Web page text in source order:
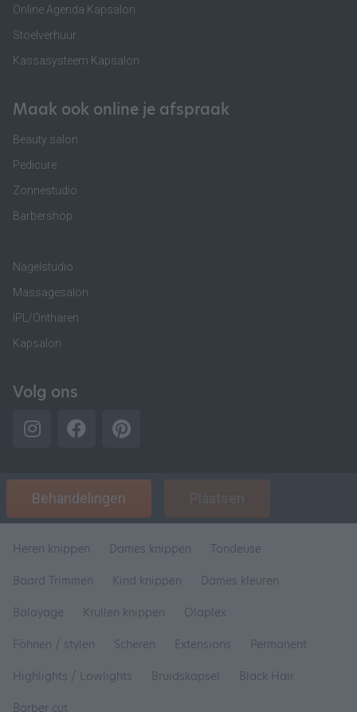
Online Agenda Kapsalon
Stoelverhuur
Kassasysteem Kapsalon
Maak ook online je afspraak
Beauty salon
Pedicure
Zonnestudio
Barbershop
Nagelstudio
Massagesalon
IPL/Ontharen
Kapsalon
Volg ons
Behandelingen Plaatsen
Heren knippen Dames knippen
Tondeuse
Baard Trimmen
Kind knippen
Dames kleuren
Balayage
Krullen knippen
Olaplex
Föhnen / stylen
Scheren Extensions
Permanent
Highlights / Lowlights
Bruidskapsel
Black Hair
Barber cut